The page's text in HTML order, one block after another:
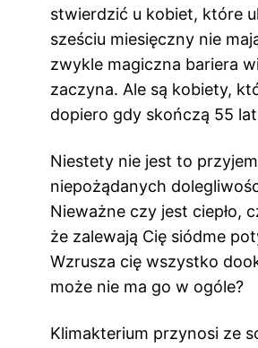
stwierdzić u kobiet, które
sześciu miesięczny nie
zwykle magiczna bariera
zaczyna. Ale są kobiety,
dopiero gdy skończą 55
Niestety nie jest to
niepożądanych
Nieważne czy jest ciepło,
że zalewają Cię siódme
Wzrusza cię wszystko
może nie ma go w ogóle?
Klimakterium przynosi ze